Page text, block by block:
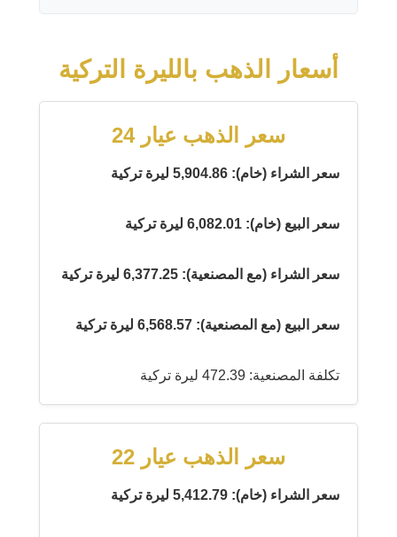
أسعار الذهب بالليرة التركية
سعر الذهب عيار 24
سعر الشراء (خام): 5,904.86 ليرة تركية
سعر البيع (خام): 6,082.01 ليرة تركية
سعر الشراء (مع المصنعية): 6,377.25 ليرة تركية
سعر البيع (مع المصنعية): 6,568.57 ليرة تركية
تكلفة المصنعية: 472.39 ليرة تركية
سعر الذهب عيار 22
سعر الشراء (خام): 5,412.79 ليرة تركية